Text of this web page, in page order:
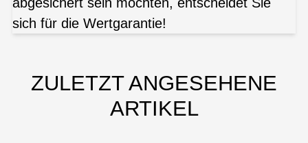
sich für die Wertgarantie!
ZULETZT ANGESEHENE
ARTIKEL